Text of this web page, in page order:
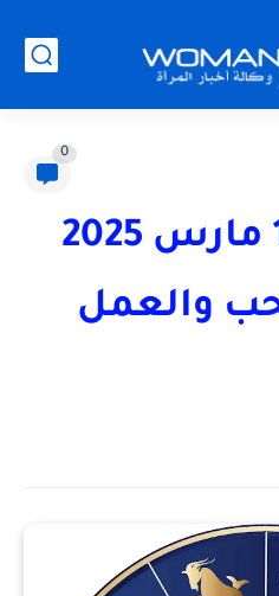
0
أبراج اليوم 16 مارس 2025
والعمل